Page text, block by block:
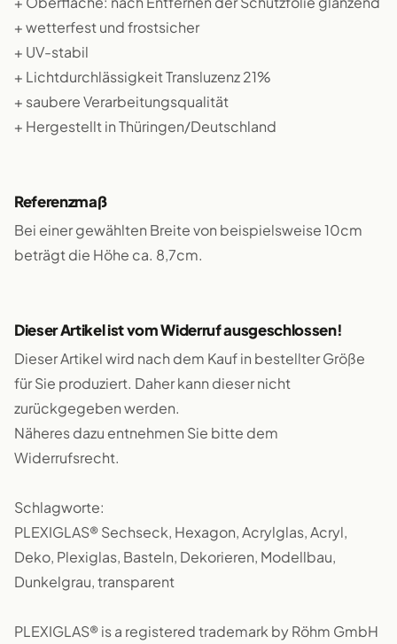
+ wetterfest und frostsicher
+ UV-stabil
+ Lichtdurchlässigkeit Transluzenz 21%
+ saubere Verarbeitungsqualität
+ Hergestellt in Thüringen/Deutschland
Referenzmaß
Bei einer gewählten Breite von beispielsweise 10cm
beträgt die Höhe ca. 8,7cm.
Dieser Artikel ist vom Widerruf ausgeschlossen!
Dieser Artikel wird nach dem Kauf in bestellter Größe
für Sie produziert. Daher kann dieser nicht
zurückgegeben werden.
Näheres dazu entnehmen Sie bitte dem
Widerrufsrecht.
Schlagworte:
PLEXIGLAS® Sechseck, Hexagon, Acrylglas, Acryl,
Deko, Plexiglas, Basteln, Dekorieren, Modellbau,
Dunkelgrau, transparent
PLEXIGLAS® is a registered trademark by Röhm GmbH